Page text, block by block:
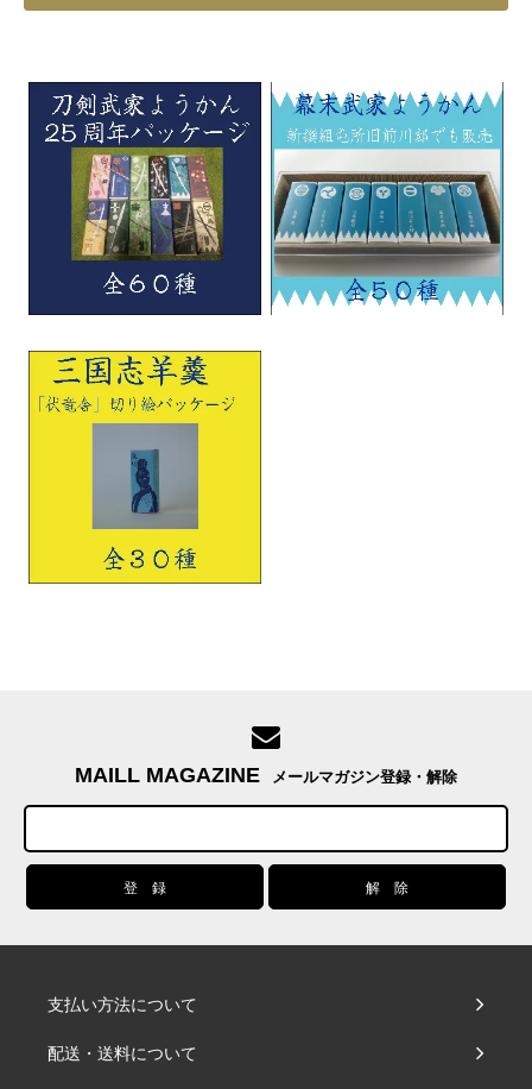
MAILL MAGAZINE メールマガジン登録・解除
支払い方法について
配送・送料について